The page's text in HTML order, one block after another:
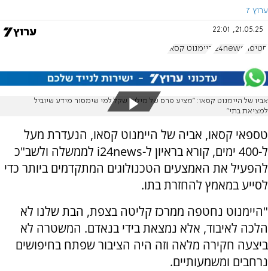
ערוץ 7
21.05.25, 22:01
חטיפה i24news היימנוט קסאו
אביו של היימנוט קסאו: "מציע פרס של מיליון שקל למי שימסור מידע שיוביל
למציאת בתי"
טספאי קסאו, אביה של היימנוט קסאו, הנעדרת מעל
ל-400 ימים, קורא בראיון ל-i24news לממשלה ולשב"כ
להפעיל את האמצעים הטכנולוגים המתקדמים ביותר כדי
לסייע במאמץ להחזרת בתו.
"היימנוט נחטפה ממרכז קליטה בצפת, הבת שלנו לא
הלכה לאיבוד, אלא נמצאת בידי בנאדם. המשטרה לא
ביצעה חקירה מלאה וזה היה הציבור שפתח בחיפושים
נרחבים ומשמעותיים.